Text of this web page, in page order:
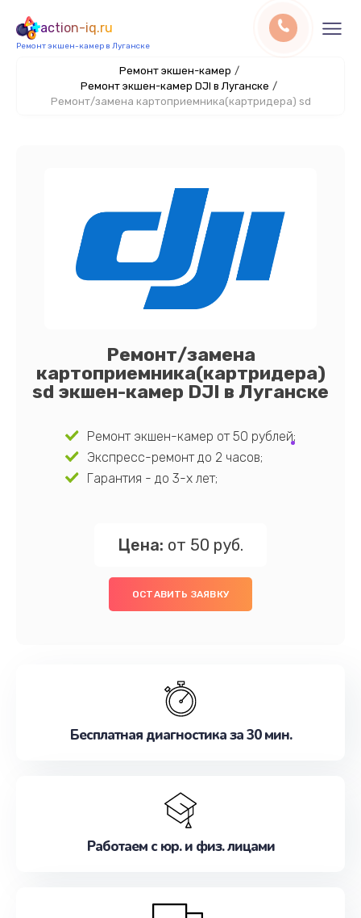
action-iq.ru
Ремонт экшен-камер в Луганске
Ремонт экшен-камер /
Ремонт экшен-камер DJI в Луганске /
Ремонт/замена картоприемника(картридера) sd
Ремонт/замена
картоприемника(картридера)
sd экшен-камер DJI в Луганске
Ремонт экшен-камер от 50 рублей;
Экспресс-ремонт до 2 часов;
Гарантия - до 3-х лет;
Цена: от 50 руб.
ОСТАВИТЬ ЗАЯВКУ
Бесплатная диагностика за 30 мин.
Работаем с юр. и физ. лицами